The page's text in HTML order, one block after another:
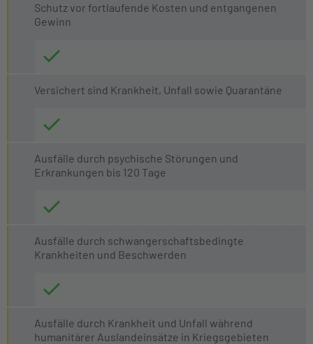
Schutz vor fortlaufende Kosten und entgangenen
Gewinn
Versichert sind Krankheit, Unfall sowie Quarantäne
Ausfälle durch psychische Störungen und
Erkrankungen bis 120 Tage
Ausfälle durch schwangerschaftsbedingte
Krankheiten und Beschwerden
Ausfälle durch Krankheit und Unfall während
humanitärer Auslandeinsätze in Kriegsgebieten